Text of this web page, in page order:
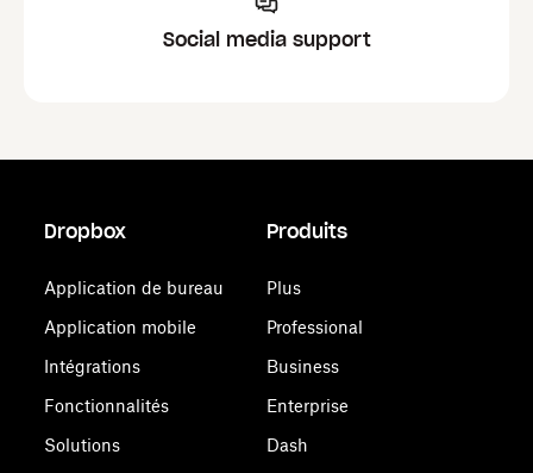
Social media support
Dropbox
Application de bureau
Application mobile
Intégrations
Fonctionnalités
Solutions
Produits
Plus
Professional
Business
Enterprise
Dash